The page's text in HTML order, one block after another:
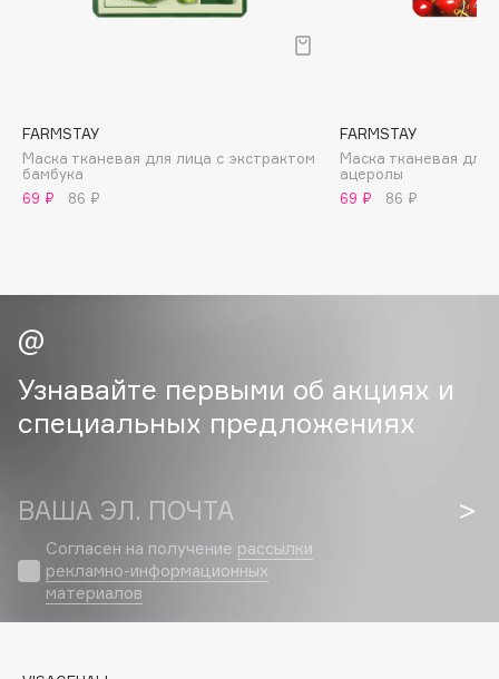
Brunello Cucinelli
Bvlgari
C
Cadence
Capelli Dorati
Carmex
Catrice
Celimax
Cettua
FARMSTAY
Маска тканевая для лица с экстрактом
бамбука
69 ₽
86 ₽
FARMSTAY
Маска тканевая для
ацеролы
69 ₽
86 ₽
Узнавайте первыми об акциях и
специальных предложениях
ВАША ЭЛ. ПОЧТА
Согласен на получение рассылки
рекламно-информационных
материалов